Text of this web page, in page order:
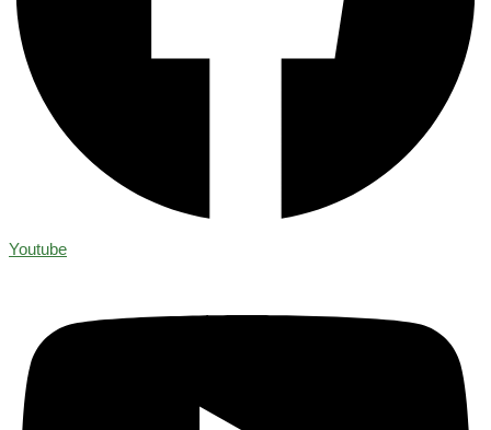
Youtube